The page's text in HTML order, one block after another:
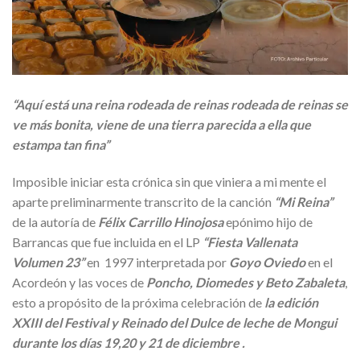
“Aquí está una reina rodeada de reinas rodeada de reinas se
ve más bonita, viene de una tierra parecida a ella que
estampa tan fina”
Imposible iniciar esta crónica sin que viniera a mi mente el
aparte preliminarmente transcrito de la canción “Mi Reina”
de la autoría de Félix Carrillo Hinojosaepónimo hijo de
Barrancas que fue incluida en el LP “Fiesta Vallenata
Volumen 23”en 1997 interpretada por Goyo Oviedoen el
Acordeón y las voces de Poncho, Diomedes y Beto Zabaleta,
esto a propósito de la próxima celebración de la edición
XXIII del Festival y Reinado del Dulce de leche de Mongui
durante los días 19,20 y 21 de diciembre .